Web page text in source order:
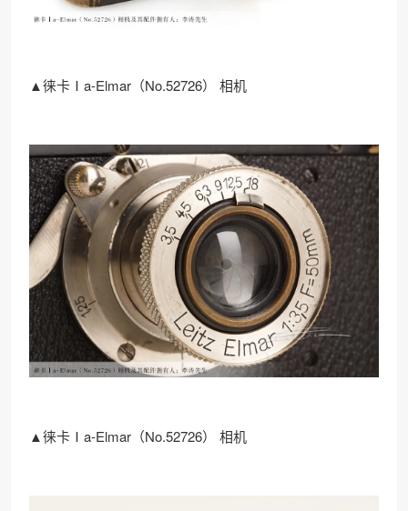
▲徕卡Ⅰa-Elmar（No.52726） 相机
▲徕卡Ⅰa-Elmar（No.52726） 相机